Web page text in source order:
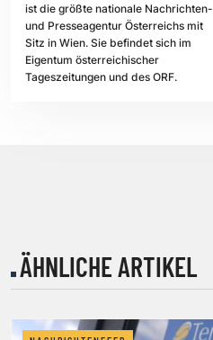
ist die größte nationale Nachrichten-
und Presseagentur Österreichs mit
Sitz in Wien. Sie befindet sich im
Eigentum österreichischer
Tageszeitungen und des ORF.
ÄHNLICHE ARTIKEL